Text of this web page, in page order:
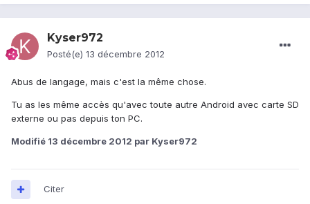
Kyser972
Posté(e) 13 décembre 2012
Abus de langage, mais c'est la même chose.
Tu as les même accès qu'avec toute autre Android avec carte SD
externe ou pas depuis ton PC.
Modifié 13 décembre 2012 par Kyser972
Citer